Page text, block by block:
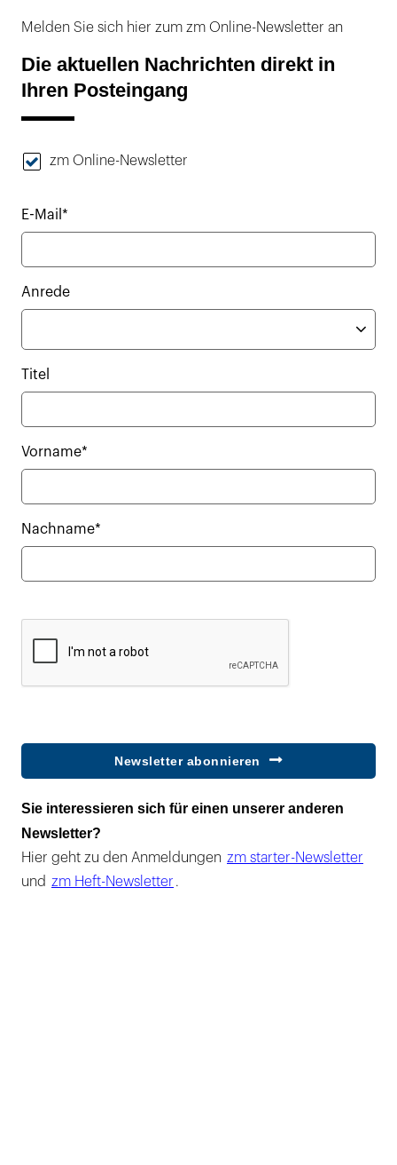
Melden Sie sich hier zum zm Online-Newsletter an
Die aktuellen Nachrichten direkt in
Ihren Posteingang
zm Online-Newsletter
E-Mail*
Anrede
Titel
Vorname*
Nachname*
Newsletter abonnieren
Sie interessieren sich für einen unserer anderen
Newsletter?
Hier geht zu den Anmeldungen zm starter-Newsletter
und zm Heft-Newsletter .